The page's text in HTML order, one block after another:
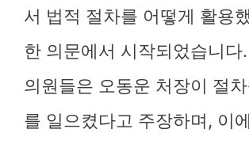
서 법적 절차를 어떻게 활용
한 의문에서 시작되었습니다
의원들은 오동운 처장이 절
를 일으켰다고 주장하며, 이